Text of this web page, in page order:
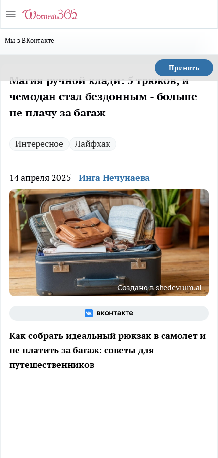
Мы в ВКонтакте
Принять
Магия ручной клади: 5 трюков, и
чемодан стал бездонным - больше
не плачу за багаж
Интересное Лайфхак
14 апреля 2025 Инга Нечунаева
Создано в shedevrum.ai
Как собрать идеальный рюкзак в самолет и
не платить за багаж: советы для
путешественников